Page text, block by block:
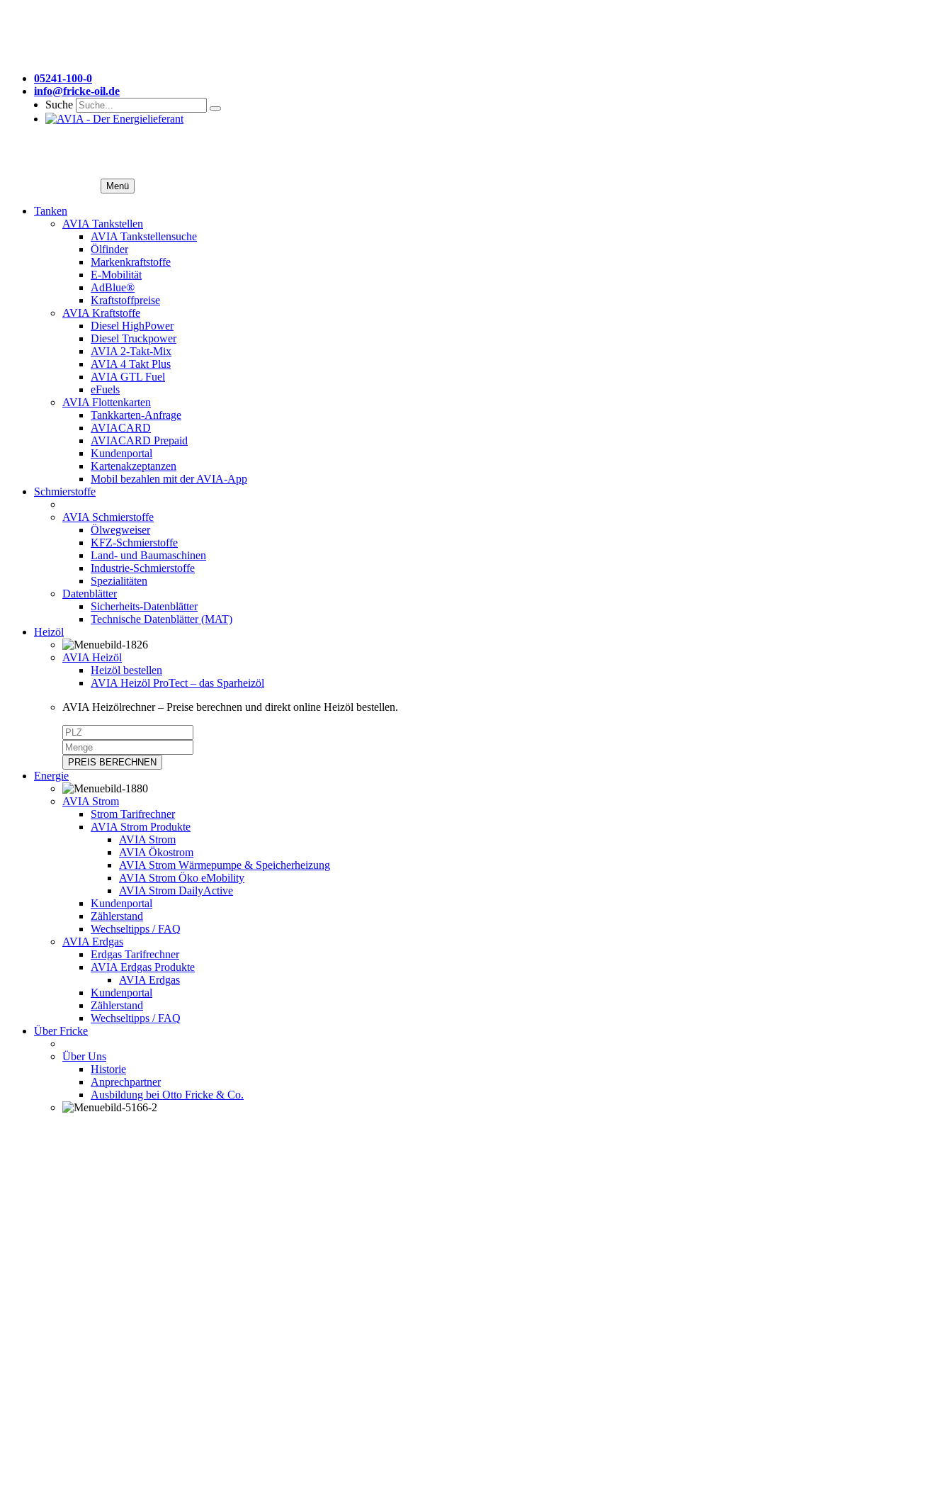
05241-100-0
info@fricke-oil.de
Suche
Menü
Tanken
AVIA Tankstellen
AVIA Tankstellensuche
Ölfinder
Markenkraftstoffe
E-Mobilität
AdBlue®
Kraftstoffpreise
AVIA Kraftstoffe
Diesel HighPower
Diesel Truckpower
AVIA 2-Takt-Mix
AVIA 4 Takt Plus
AVIA GTL Fuel
eFuels
AVIA Flottenkarten
Tankkarten-Anfrage
AVIACARD
AVIACARD Prepaid
Kundenportal
Kartenakzeptanzen
Mobil bezahlen mit der AVIA-App
Schmierstoffe
AVIA Schmierstoffe
Ölwegweiser
KFZ-Schmierstoffe
Land- und Baumaschinen
Industrie-Schmierstoffe
Spezialitäten
Datenblätter
Sicherheits-Datenblätter
Technische Datenblätter (MAT)
Heizöl
AVIA Heizöl
Heizöl bestellen
AVIA Heizöl ProTect – das Sparheizöl
AVIA Heizölrechner – Preise berechnen und direkt online Heizöl bestellen.
PREIS BERECHNEN
Energie
AVIA Strom
Strom Tarifrechner
AVIA Strom Produkte
AVIA Strom
AVIA Ökostrom
AVIA Strom Wärmepumpe & Speicherheizung
AVIA Strom Öko eMobility
AVIA Strom DailyActive
Kundenportal
Zählerstand
Wechseltipps / FAQ
AVIA Erdgas
Erdgas Tarifrechner
AVIA Erdgas Produkte
AVIA Erdgas
Kundenportal
Zählerstand
Wechseltipps / FAQ
Über Fricke
Über Uns
Historie
Anprechpartner
Ausbildung bei Otto Fricke & Co.